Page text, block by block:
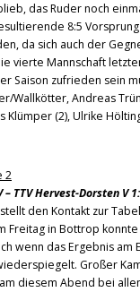
das Ruder noch
8:5
da sich auch der
vierte Mannschaft
Saison zufrieden sein
Wallkötter, Andreas
Klümper (2), Ulrike
2
TTV Hervest-Dorsten V
den Kontakt zur
Freitag in Bottrop
wenn das Ergebnis am
Großer
diesem Abend bei